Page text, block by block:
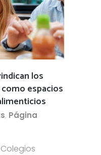
los
espacios
, Página